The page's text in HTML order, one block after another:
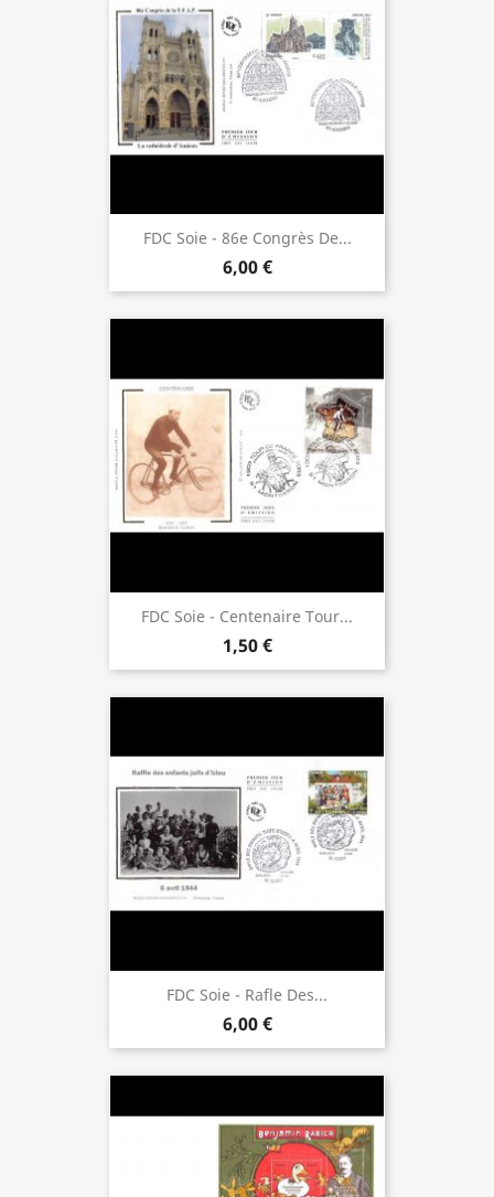
FDC Soie - 86e Congrès De...
6,00 €
FDC Soie - Centenaire Tour...
1,50 €
FDC Soie - Rafle Des...
6,00 €